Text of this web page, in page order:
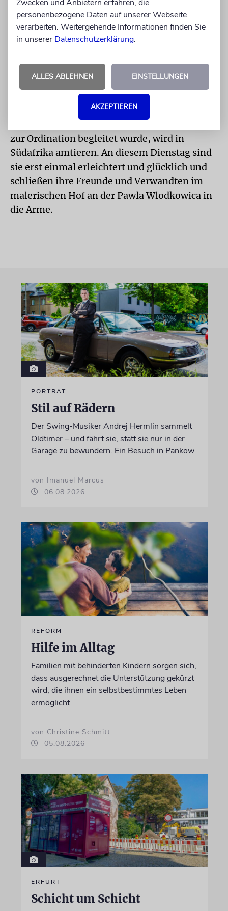
Rabbiner Jonas Jacquelin geht zurück in seine
Heimatstadt Paris. Kantorin Sofia Falkovitch
Luxemburg. Fabian Sborovsky hat eine halbe
Stelle in Rom erhalten und wird zu den
Feiertagen auch in Manchester amtieren.
Rabbinerin Julia Margolis, die von ihrer
zur Ordination begleitet wurde, wird in
Südafrika amtieren. An diesem Dienstag sind
sie erst einmal erleichtert und glücklich und
schließen ihre Freunde und Verwandten im
malerischen Hof an der Pawla Wlodkowica in
die Arme.
PORTRÄT
Stil auf Rädern
Der Swing-Musiker Andrej Hermlin sammelt
Oldtimer – und fährt sie, statt sie nur in der
Garage zu bewundern. Ein Besuch in Pankow
von Imanuel Marcus
06.08.2026
REFORM
Hilfe im Alltag
Familien mit behinderten Kindern sorgen sich,
dass ausgerechnet die Unterstützung gekürzt
wird, die ihnen ein selbstbestimmtes Leben
ermöglicht
von Christine Schmitt
05.08.2026
ERFURT
Schicht um Schicht
Zwecken und Anbietern erfahren, die
personenbezogene Daten auf unserer Webseite
verarbeiten. Weitergehende Informationen finden Sie
in unserer Datenschutzerklärung.
ALLES ABLEHNEN EINSTELLUNGEN
AKZEPTIEREN